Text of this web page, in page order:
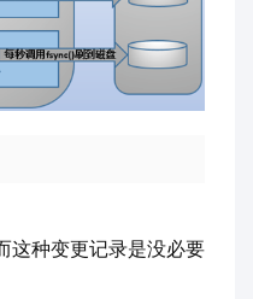
这种变更记录是没必要